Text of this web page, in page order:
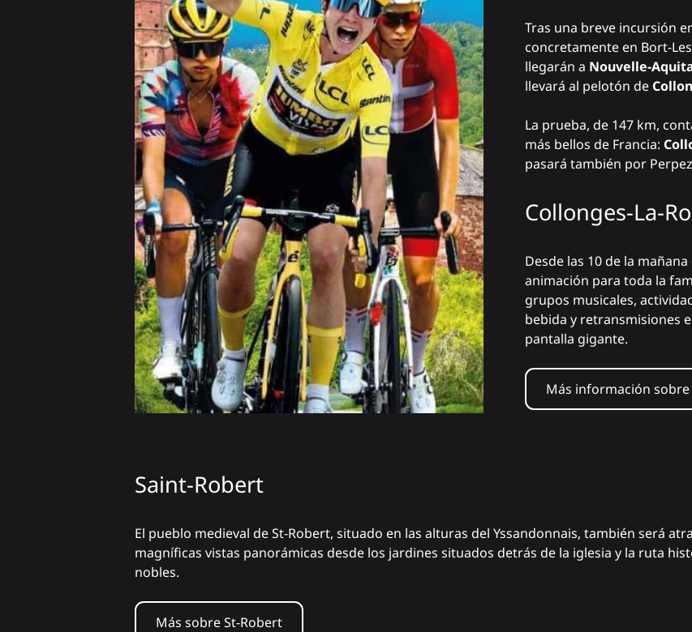
Tras una breve incursión
concretamente en Bort-
llegarán a Nouvelle-
llevará al pelotón de
La prueba, de 147 km,
más bellos de Francia:
pasará también por
Collonges-La-
Desde las 10 de la
animación para toda la
grupos musicales,
bebida y retransmisiones
pantalla gigante.
Más información sobre
Saint-Robert
El pueblo medieval de St-Robert, situado en las alturas del Yssandonnais, también será
magníficas vistas panorámicas desde los jardines situados detrás de la iglesia y la ruta
nobles.
Más sobre St-Robert